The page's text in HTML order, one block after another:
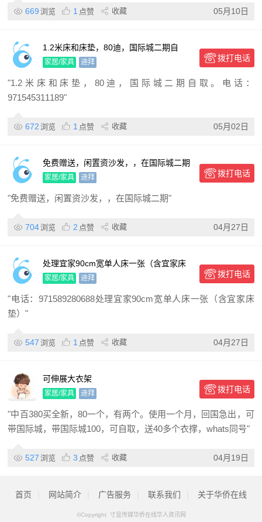
669 浏览 1 点赞 收藏 05月10日
1.2米床和床垫，80迪，国际城二期自
取。
家居/家具 迪拜 拨打电话
"1.2米床和床垫，80迪，国际城二期自取。电话：
971545311189"
672 浏览 1 点赞 收藏 05月02日
免费赠送，闲置资沙发，，在国际城二期
家居/家具 迪拜 拨打电话
"免费赠送，闲置资沙发，，在国际城二期"
704浏览 2 点赞 收藏 04月27日
处理宜家90cm宽单人床一张（含宜家床
垫）
家居/家具 迪拜 拨打电话
"电话：971589280688处理宜家90cm宽单人床一张（含宜家床
垫）"
547 浏览 1 点赞 收藏 04月27日
可伸展大衣架
家居/家具 迪拜 拨打电话
"中百380买全新，80一个，有两个。使用一个月，回国急出，可
带国际城，带国际城100，可自取，送40多个衣撑，whats同号"
527 浏览 3 点赞 收藏 04月19日
首页 网站简介 广告服务 联系我们 关于华侨在线
©Copyright 寸显传媒华侨在线华人资讯网